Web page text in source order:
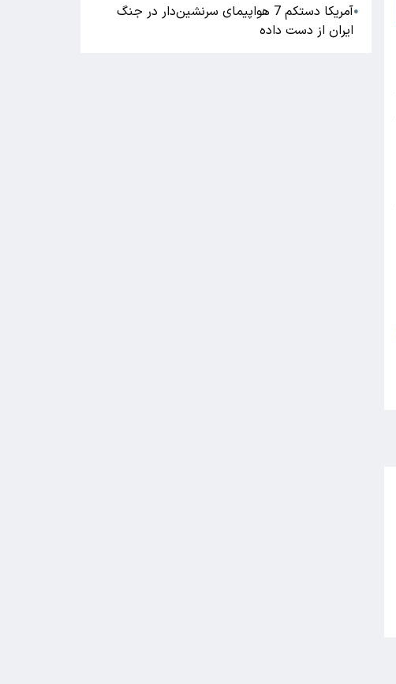
●
آمریکا دستکم 7 هواپیمای سرنشین‌دار در جنگ
ایران از دست داده